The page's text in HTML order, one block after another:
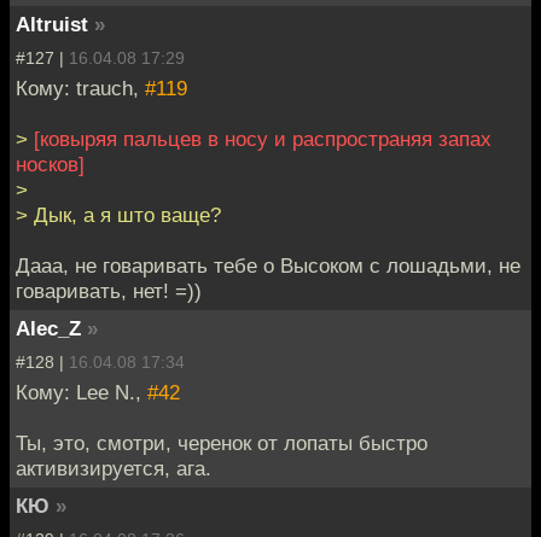
Altruist »
#127 | 16.04.08 17:29
Кому: trauch, #119
> [ковыряя пальцев в носу и распространяя запах
носков]
>
> Дык, а я што ваще?
Дааа, не говаривать тебе о Высоком с лошадьми, не
говаривать, нет! =))
Alec_Z »
#128 | 16.04.08 17:34
Кому: Lee N., #42
Ты, это, смотри, черенок от лопаты быстро
активизируется, ага.
КЮ »